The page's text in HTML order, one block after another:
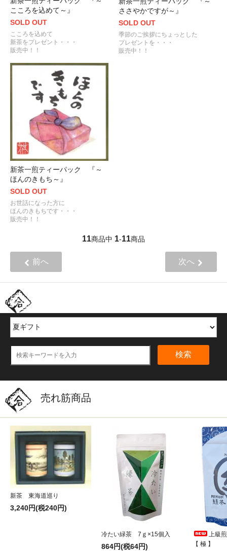
こころを込めて～』
SOLD OUT
こころを込めて
新茶をプレゼント・・・
販売中！！
ささやかですが～』
SOLD OUT
季節のご挨拶にちょっとした
プレゼントを・・・
販売中！！
新茶一煎ティーパック 『～
ほんのきもち～』
SOLD OUT
お世話になった方に
ほんのきもちです・・・
販売中！！
11商品中 1-11商品
前へ 次へ
ほかの商品を探す
検索
売れ筋商品
新茶 東海道巡り
3,240円(税240円)
冷たい緑茶 7ｇ×15個入
864円(税64円)
上級
【 極 】